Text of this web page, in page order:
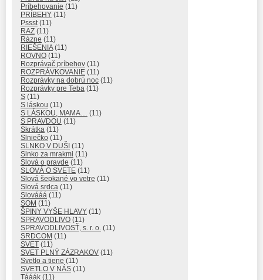
Príbehovanie (11)
PRÍBEHY (11)
Pssst(11)
RAZ (11)
Rázne (11)
RIEŠENIA(11)
ROVNO (11)
Rozprávač príbehov (11)
ROZPRÁVKOVANIE (11)
Rozprávky na dobrú noc (11)
Rozprávky pre Teba (11)
S (11)
S láskou (11)
S LÁSKOU, MAMA… (11)
S PRAVDOU (11)
Skrátka (11)
Slniečko (11)
SLNKO V DUŠI (11)
Slnko za mrakmi (11)
Slová o pravde (11)
SLOVÁ O SVETE (11)
Slová šepkané vo vetre (11)
Slová srdca (11)
Slovááá (11)
SOM (11)
ŠPINY VYŠE HLAVY (11)
SPRAVODLIVO (11)
SPRAVODLIVOSŤ, s. r. o. (11)
SRDCOM (11)
SVET (11)
SVET PLNÝ ZÁZRAKOV (11)
Svetlo a tiene (11)
SVETLO V NÁS (11)
Tááák (11)